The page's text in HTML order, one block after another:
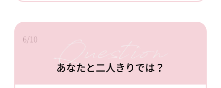
6/10
あなたと二人きりでは？